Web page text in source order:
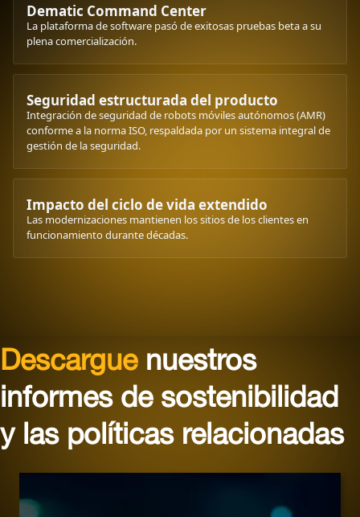
Dematic Command Center
La plataforma de software pasó de exitosas pruebas beta a su
plena comercialización.
Seguridad estructurada del producto
Integración de seguridad de robots móviles autónomos (AMR)
conforme a la norma ISO, respaldada por un sistema integral de
gestión de la seguridad.
Impacto del ciclo de vida extendido
Las modernizaciones mantienen los sitios de los clientes en
funcionamiento durante décadas.
Descarguenuestros
informes de sostenibilidad
y las políticas relacionadas